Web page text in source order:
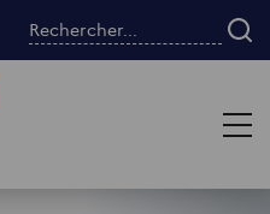
Rechercher...